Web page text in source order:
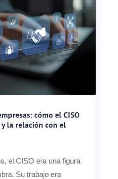
cómo el CISO
la relación con el
el CISO era una figura
Su trabajo era